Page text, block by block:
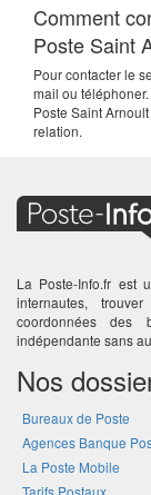
Comment
Poste Saint
Pour contacter le
mail ou
Poste Saint
relation.
La Poste-Info.fr est
internautes,
coordonnées des
indépendante sans
Nos
Bureaux de Poste
Agences Banque
La Poste Mobile
Tarifs Postaux